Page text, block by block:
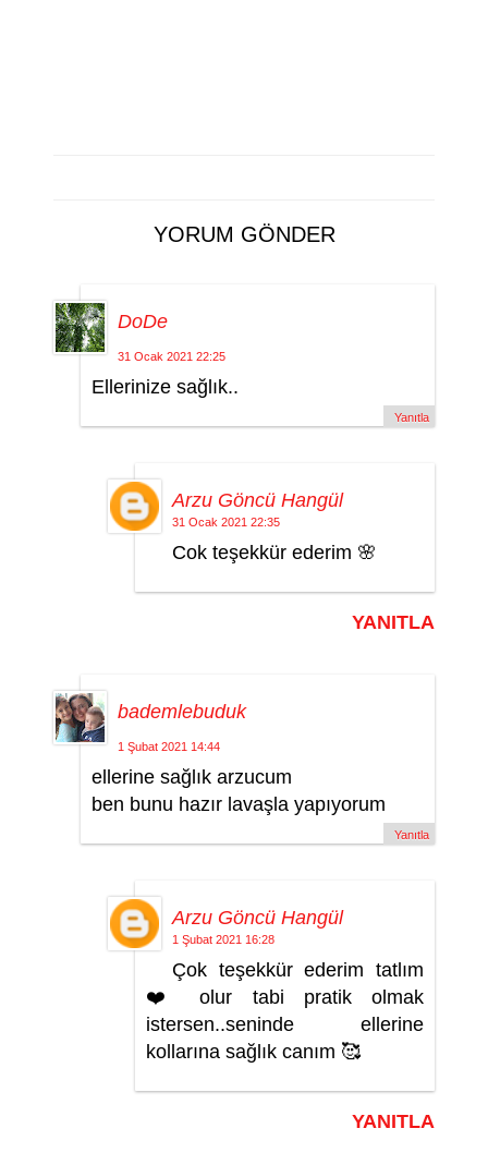
YORUM GÖNDER
DoDe
31 Ocak 2021 22:25
Ellerinize sağlık..
Yanıtla
Arzu Göncü Hangül
31 Ocak 2021 22:35
Cok teşekkür ederim 🌸
YANITLA
bademlebuduk
1 Şubat 2021 14:44
ellerine sağlık arzucum
ben bunu hazır lavaşla yapıyorum
Yanıtla
Arzu Göncü Hangül
1 Şubat 2021 16:28
Çok teşekkür ederim tatlım
❤️ olur tabi pratik olmak
istersen..seninde ellerine
kollarına sağlık canım 🥰
YANITLA